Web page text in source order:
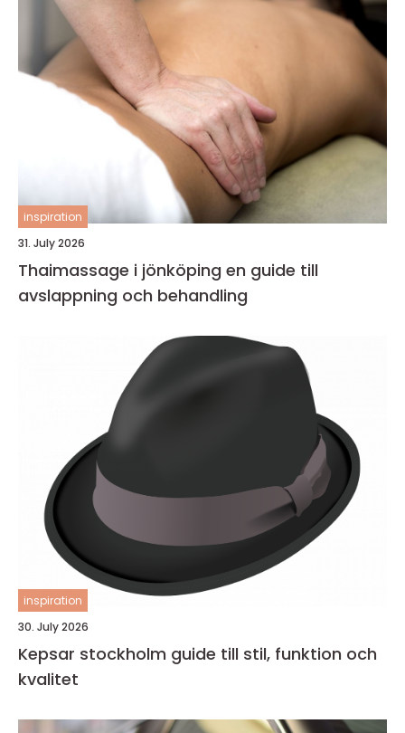
inspiration
31. July 2026
Thaimassage i jönköping en guide till
avslappning och behandling
inspiration
30. July 2026
Kepsar stockholm guide till stil, funktion och
kvalitet